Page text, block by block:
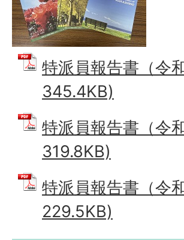
特派員報告書（令
345.4KB)
特派員報告書（令
319.8KB)
特派員報告書（令
229.5KB)